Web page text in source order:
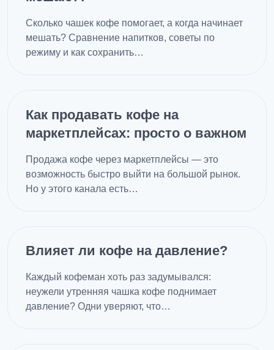
Сколько чашек кофе помогает, а когда начинает
мешать? Сравнение напитков, советы по
режиму и как сохранить…
Как продавать кофе на
маркетплейсах: просто о важном
Продажа кофе через маркетплейсы — это
возможность быстро выйти на большой рынок.
Но у этого канала есть…
Влияет ли кофе на давление?
Каждый кофеман хоть раз задумывался:
неужели утренняя чашка кофе поднимает
давление? Одни уверяют, что…